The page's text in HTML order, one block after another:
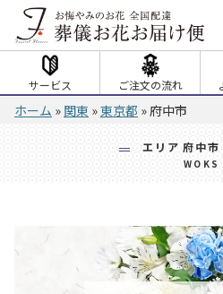
サービス ご注文の流れ
ホーム » 関東 »東京都 »府中市
エリア 府中市
WOKS